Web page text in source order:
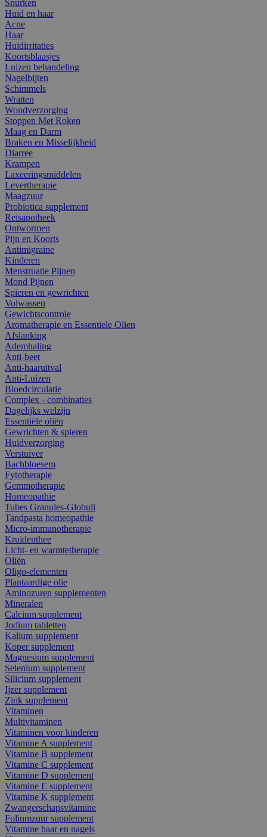
Snurken
Huid en haar
Acne
Haar
Huidirritaties
Koortsblaasjes
Luizen behandeling
Nagelbijten
Schimmels
Wratten
Wondverzorging
Stoppen Met Roken
Maag en Darm
Braken en Misselijkheid
Diarree
Krampen
Laxeeringsmiddelen
Levertherapie
Maagzuur
Probiotica supplement
Reisapotheek
Ontwormen
Pijn en Koorts
Antimigraine
Kinderen
Menstruatie Pijnen
Mond Pijnen
Spieren en gewrichten
Volwassen
Gewichtscontrole
Aromatherapie en Essentiele Olien
Afslanking
Ademhaling
Anti-beet
Anti-haaruitval
Anti-Luizen
Bloedcirculatie
Complex - combinaties
Dagelijks welzijn
Essentiële oliën
Gewrichten & spieren
Huidverzorging
Verstuiver
Bachbloesem
Fytotherapie
Gemmotherapie
Homeopathie
Tubes Granules-Globuli
Tandpasta homeopathie
Micro-immunotherapie
Kruidenthee
Licht- en warmtetherapie
Oliën
Oligo-elementen
Plantaardige olie
Aminozuren supplementen
Mineralen
Calcium supplement
Jodium tabletten
Kalium supplement
Koper supplement
Magnesium supplement
Selenium supplement
Silicium supplement
Ijzer supplement
Zink supplement
Vitaminen
Multivitaminen
Vitaminen voor kinderen
Vitamine A supplement
Vitamine B supplement
Vitamine C supplement
Vitamine D supplement
Vitamine E supplement
Vitamine K supplement
Zwangerschapsvitamine
Foliumzuur supplement
Vitamine haar en nagels